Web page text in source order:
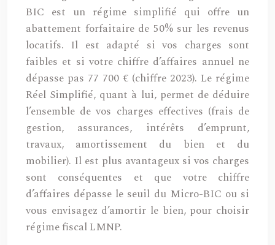
BIC est un régime simplifié qui offre un
abattement forfaitaire de 50% sur les revenus
locatifs. Il est adapté si vos charges sont
faibles et si votre chiffre d’affaires annuel ne
dépasse pas 77 700 € (chiffre 2023). Le régime
Réel Simplifié, quant à lui, permet de déduire
l’ensemble de vos charges effectives (frais de
gestion, assurances, intérêts d’emprunt,
travaux, amortissement du bien et du
mobilier). Il est plus avantageux si vos charges
sont conséquentes et que votre chiffre
d’affaires dépasse le seuil du Micro-BIC ou si
vous envisagez d’amortir le bien, pour choisir
régime fiscal LMNP.